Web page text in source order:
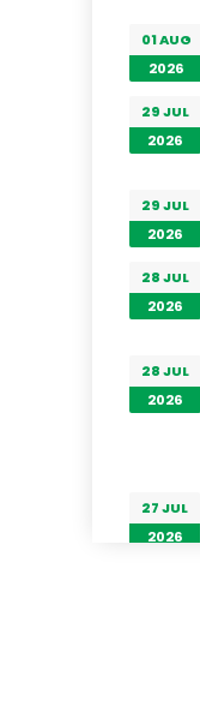
01 AUG
2026
29 JUL
2026
29 JUL
2026
28 JUL
2026
28 JUL
2026
27 JUL
2026